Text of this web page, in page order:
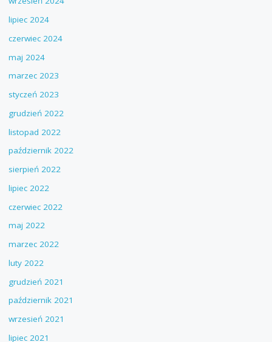
lipiec 2024
czerwiec 2024
maj 2024
marzec 2023
styczeń 2023
grudzień 2022
listopad 2022
październik 2022
sierpień 2022
lipiec 2022
czerwiec 2022
maj 2022
marzec 2022
luty 2022
grudzień 2021
październik 2021
wrzesień 2021
lipiec 2021